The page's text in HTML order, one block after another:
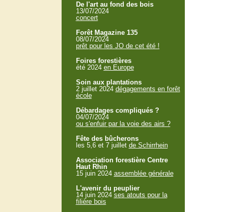
De l'art au fond des bois
13/07/2024
concert
Forêt Magazine 135
08/07/2024
prêt pour les JO de cet été !
Foires forestières
été 2024 en Europe
Soin aux plantations
2 juillet 2024 dégagements en forêt
école
Débardages compliqués ?
04/07/2024
ou s'enfuir par la voie des airs ?
Fête des bûcherons
les 5,6 et 7 juillet de Schirrhein
Association forestière Centre
Haut Rhin
15 juin 2024 assemblée générale
L'avenir du peuplier
14 juin 2024 ses atouts pour la
filière bois